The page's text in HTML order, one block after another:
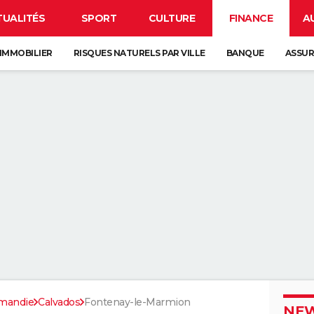
SPORT CULTURE FINANCE
RISQUES NATURELS PAR VILLE BANQUE
Calvados Fontenay-le-Marmion